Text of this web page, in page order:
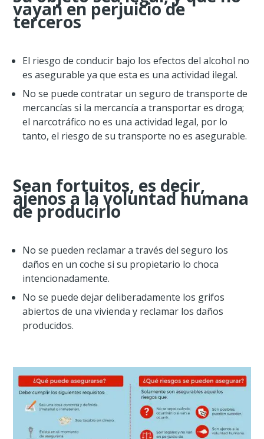
vayan en perjuicio de
terceros
El riesgo de conducir bajo los efectos del alcohol no
es asegurable ya que esta es una actividad ilegal.
No se puede contratar un seguro de transporte de
mercancías si la mercancía a transportar es droga;
el narcotráfico no es una actividad legal, por lo
tanto, el riesgo de su transporte no es asegurable.
Sean fortuitos, es decir,
ajenos a la voluntad humana
de producirlo
No se pueden reclamar a través del seguro los
daños en un coche si su propietario lo choca
intencionadamente.
No se puede dejar deliberadamente los grifos
abiertos de una vivienda y reclamar los daños
producidos.